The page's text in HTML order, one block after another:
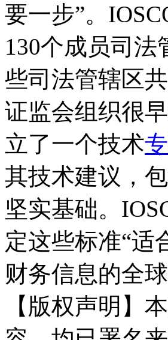
要一步”。
130个成员司
些司法管辖区
证监会组织很
立了一个技术
其技术建议，
坚实基础。
定这些标准“适
财务信息的全球
【版权声明】